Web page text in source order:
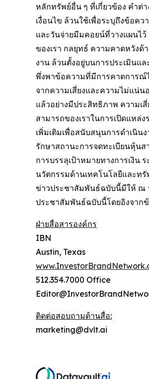
หลักทรัพย์อื่น ๆ ที่เกี่ยวข้อง คำต่
เงื่อนไข ล้วนใช้เพื่อระบุถึงข้อค
และวันจ่ายมีมคอยน์ที่วางแผนไ
ของเรา กลยุทธ์ ความคาดหวังด้
งาน ล้วนตั้งอยู่บนการประเมินแ
พึ่งพาข้อความที่มีการคาดการณ์
จากความเสี่ยงและความไม่แน่
แล้วอย่างมีประสิทธิภาพ ความเ
สามารถของเราในการเปิดแห
เพิ่มเติมเพื่อสนับสนุนการดำเนิน
รักษาสถานะการจดทะเบียนหุ้น
การบรรลุเป้าหมายทางการเงิน
นวัตกรรมด้านเทคโนโลยีและทรั
ข่าวประชาสัมพันธ์ฉบับนี้มีให้ ณ
ประชาสัมพันธ์ฉบับนี้โดยอิงจาก
ฝ่ายสื่อสารองค์กร
IBN
Austin, Texas
512.354.7000 Office
ติดต่อสอบถามด้านสื่อ:
marketing@dvlt.ai